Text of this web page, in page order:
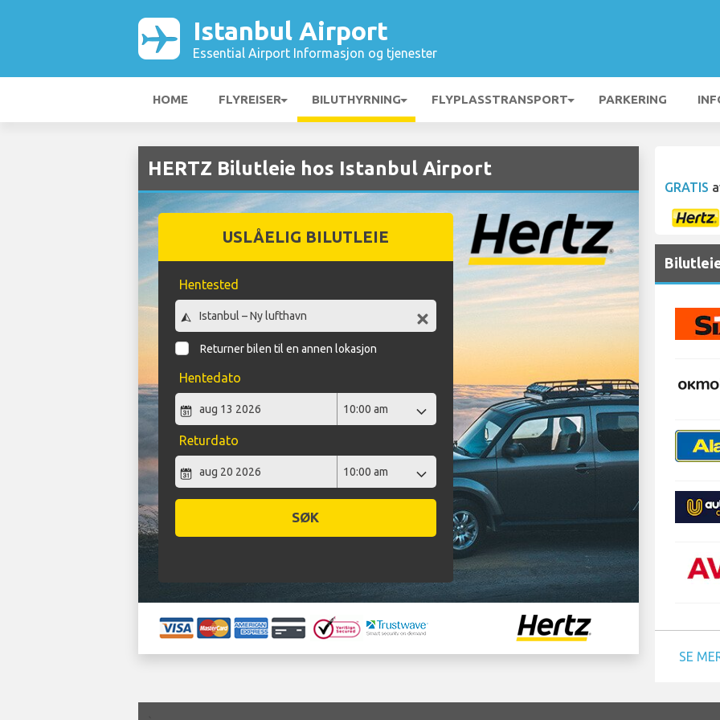
Istanbul Airport
Essential Airport Informasjon og tjenester
HOME FLYREISER BILUTHYRNING FLYPLASSTRANSPORT PARKERING
HERTZ Bilutleie hos Istanbul Airport
USLÅELIG BILUTLEIE
Hentested
Returner bilen til en annen lokasjon
Hentedato
Returdato
SØK
GRATIS
SE